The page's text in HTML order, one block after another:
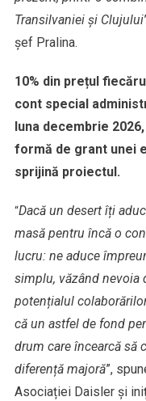
Transilvaniei și Clujului
șef Pralina.
10% din prețul
cont special
luna decembrie
formă de grant unei
sprijină proiectul.
“Dacă un desert îți
masă pentru încă o
lucru: ne aduce
simplu, văzând nevoia
potențialul
că un astfel de fond
drum care încearcă să
diferență majoră”,
Asociației Daisler și